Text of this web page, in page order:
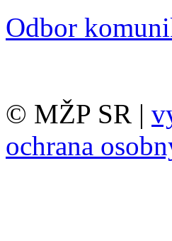
Odbor
© MŽP SR |
ochrana